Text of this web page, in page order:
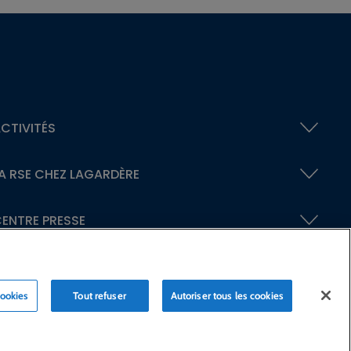
RSE CHEZ LAGARDÈRE
PRESSE
Tout refuser Autoriser tous les cookies